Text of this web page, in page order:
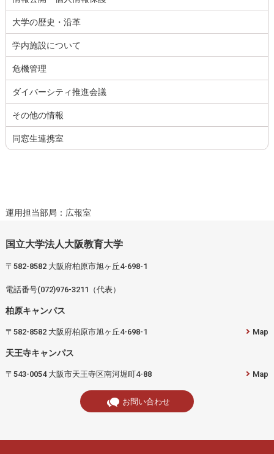
大学の歴史・沿革
学内施設について
危機管理
ダイバーシティ推進会議
その他の情報
同窓生連携室
運用担当部局：広報室
国立大学法人大阪教育大学
〒582-8582 大阪府柏原市旭ヶ丘4-698-1
電話番号(072)976-3211（代表）
柏原キャンパス
〒582-8582 大阪府柏原市旭ヶ丘4-698-1 Map
天王寺キャンパス
〒543-0054 大阪市天王寺区南河堀町4-88 Map
お問い合わせ